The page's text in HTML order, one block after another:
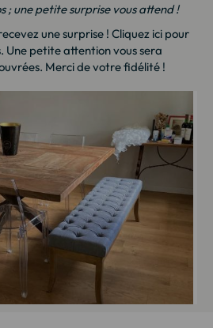
; une petite surprise vous attend !
une surprise ! Cliquez ici pour
Une petite attention vous sera
Merci de votre fidélité !